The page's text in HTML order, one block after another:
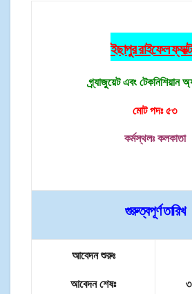
ইছাপুর রাইফেল
গ্র্যাজুয়েট এবং টেকনিশিয়ান
মোট পদঃ ৫৩
কর্মস্থলঃ কলকাতা
গুরুত্বপূর্ণ তারিখ
আবেদন শুরুঃ
আবেদন শেষঃ